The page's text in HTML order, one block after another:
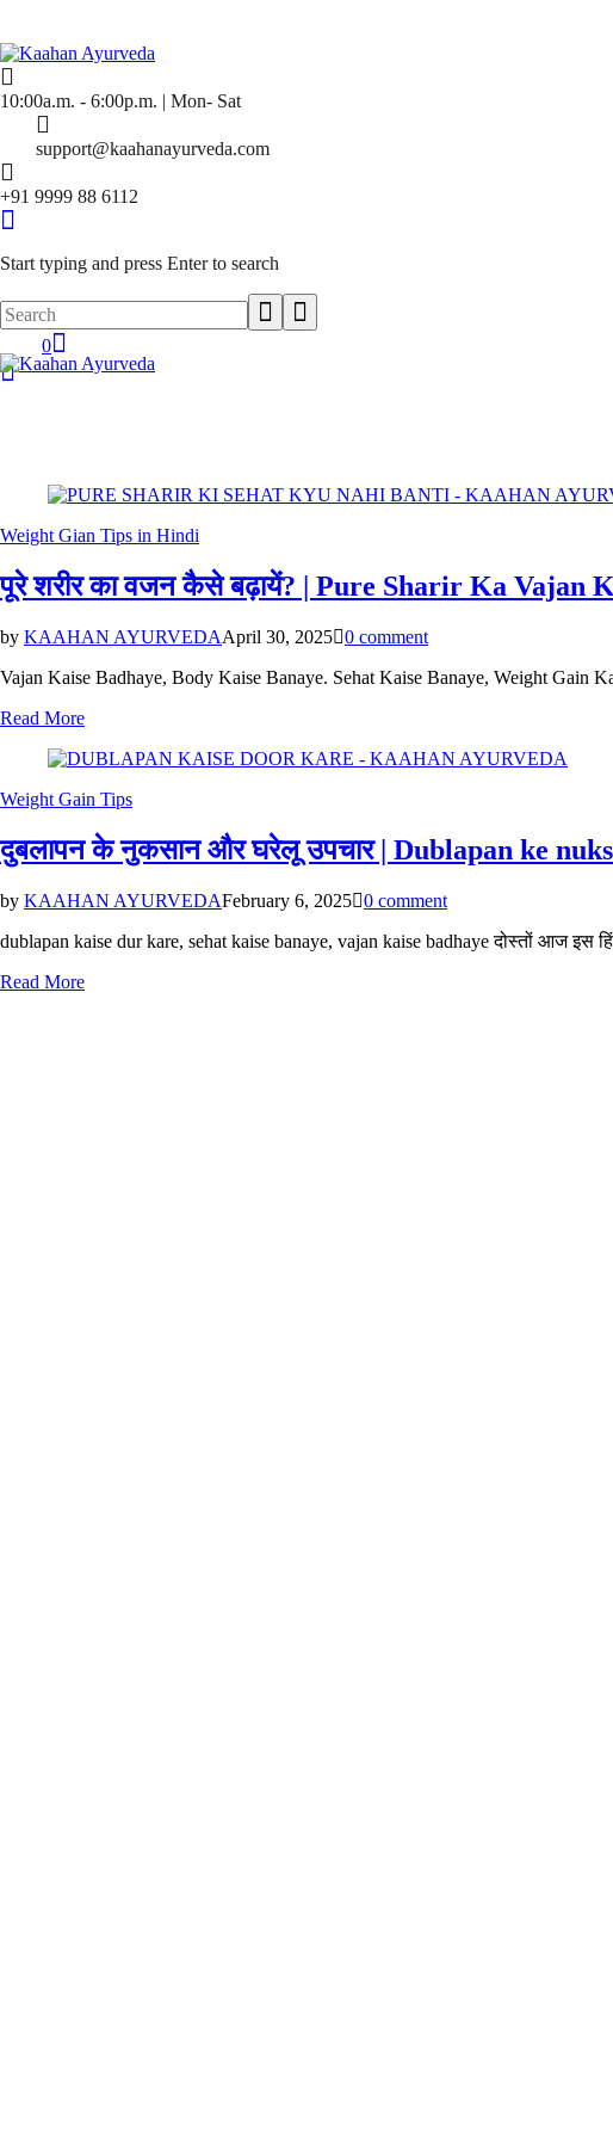
10:00a.m. - 6:00p.m. | Mon- Sat
support@kaahanayurveda.com
+91 9999 88 6112
Start typing and press Enter to search
0
Posted
Weight Gian Tips in Hindi
पूरे शरीर का वजन कैसे बढ़ायें? | Pure Sharir Ka Vajan
by KAAHAN AYURVEDAApril 30, 2025 0 comment
Vajan Kaise Badhaye, Body Kaise Banaye. Sehat Kaise Banaye, Weight Gain
Read More
Posted
Weight Gain Tips
दुबलापन के नुकसान और घरेलू उपचार | Dublapan ke
by KAAHAN AYURVEDAFebruary 6, 2025 0 comment
dublapan kaise dur kare, sehat kaise banaye, vajan kaise badhaye दोस्तों आज
Read More